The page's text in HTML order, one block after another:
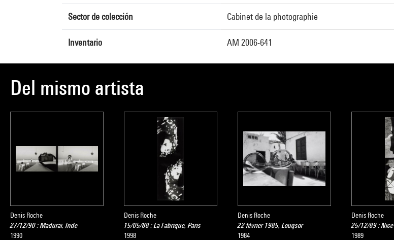
Sector de colección Cabinet de la photographie
Inventario AM 2006-641
Del mismo artista
Denis Roche
27/12/90 : Madurai, Inde
1990
Denis Roche
15/05/88 : La Fabrique, Paris
1998
Denis Roche
22 février 1985, Louqsor
1984
Denis Roche
25/12/89 : Nice
1989